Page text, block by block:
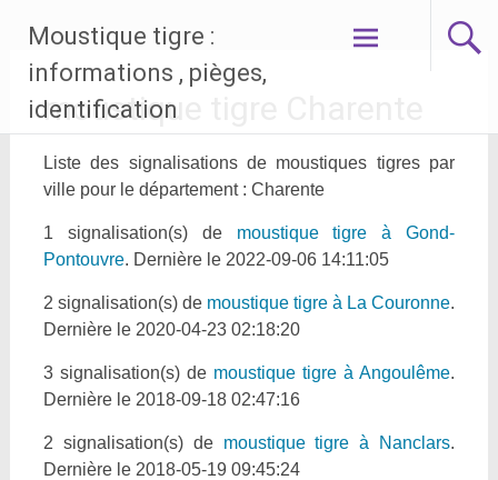
contenu
Moustique tigre :
informations , pièges,
identification
moustique tigre Charente
Liste des signalisations de moustiques tigres par
ville pour le département : Charente
1 signalisation(s) de moustique tigre à Gond-
Pontouvre. Dernière le 2022-09-06 14:11:05
2 signalisation(s) de moustique tigre à La Couronne.
Dernière le 2020-04-23 02:18:20
3 signalisation(s) de moustique tigre à Angoulême.
Dernière le 2018-09-18 02:47:16
2 signalisation(s) de moustique tigre à Nanclars.
Dernière le 2018-05-19 09:45:24